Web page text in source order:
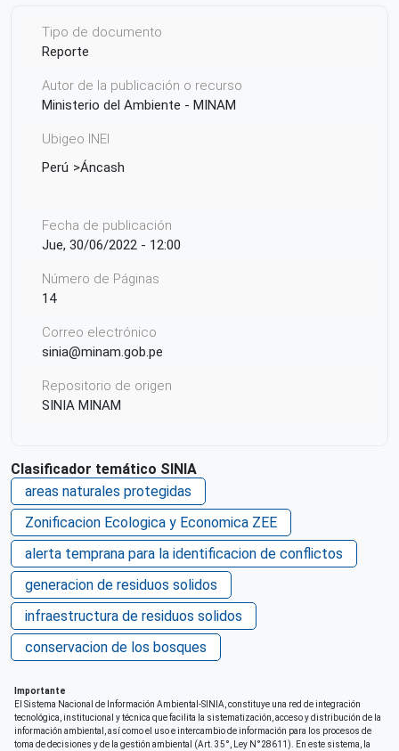
Tipo de documento
Reporte
Autor de la publicación o recurso
Ministerio del Ambiente - MINAM
Ubigeo INEI
Perú
Áncash
Fecha de publicación
Jue, 30/06/2022 - 12:00
Número de Páginas
14
Correo electrónico
sinia@minam.gob.pe
Repositorio de origen
SINIA MINAM
Clasificador temático SINIA
areas naturales protegidas
Zonificacion Ecologica y Economica ZEE
alerta temprana para la identificacion de conflictos
generacion de residuos solidos
infraestructura de residuos solidos
conservacion de los bosques
Importante
El Sistema Nacional de Información Ambiental-SINIA, constituye una red de integración
tecnológica, institucional y técnica que facilita la sistematización, acceso y distribución de la
información ambiental, así como el uso e intercambio de información para los procesos de
toma de decisiones y de la gestión ambiental (Art. 35°, Ley N°28611). En este sistema, la